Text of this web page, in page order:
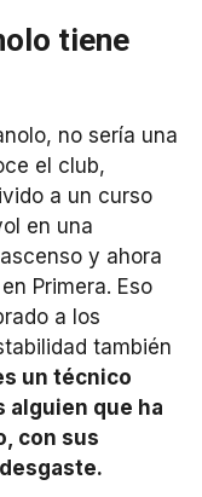
tiene
no sería una
el club,
a un curso
en una
y ahora
Primera. Eso
a los
también
un técnico
alguien que ha
con sus